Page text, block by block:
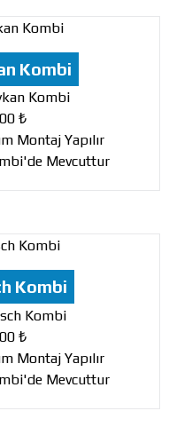
Kombi
Kombi
₺
Montaj Yapılır
Mevcuttur
Kombi
Kombi
₺
Montaj Yapılır
Mevcuttur